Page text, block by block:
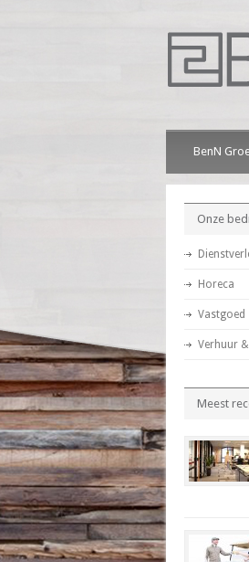
BenN
Onze
Horeca
Vastgoed
Verhuur
Meest